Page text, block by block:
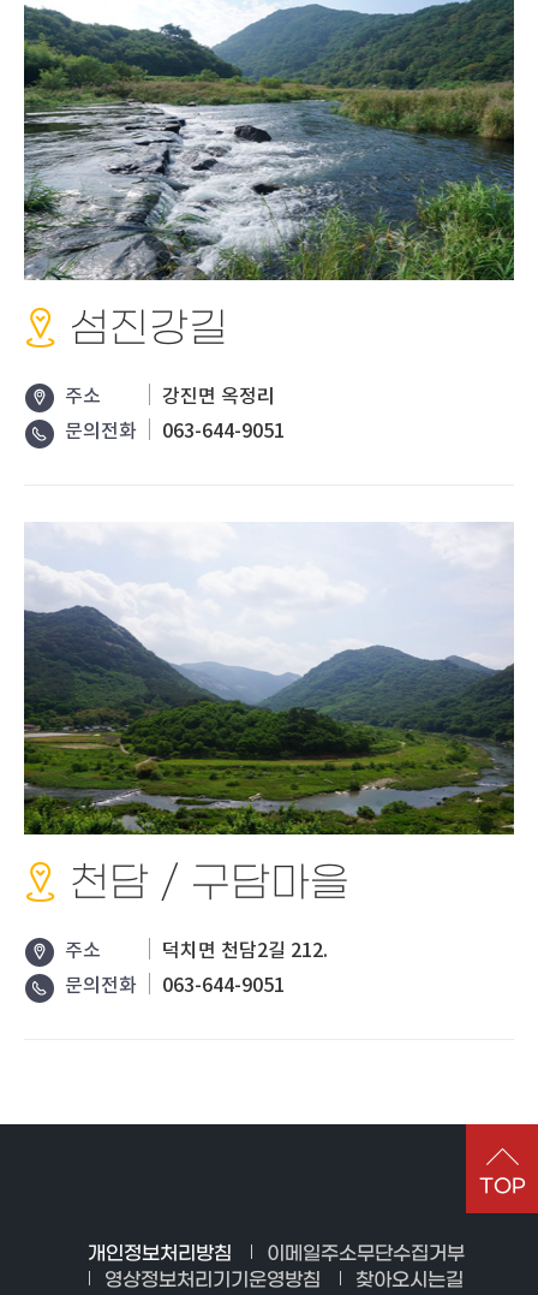
섬진강길
주소
강진면 옥정리
문의전화
063-644-9051
천담 / 구담마을
주소
덕치면 천담2길 212.
문의전화
063-644-9051
TOP
개인정보처리방침
이메일주소무단수집거부
영상정보처리기기운영방침
찾아오시는길